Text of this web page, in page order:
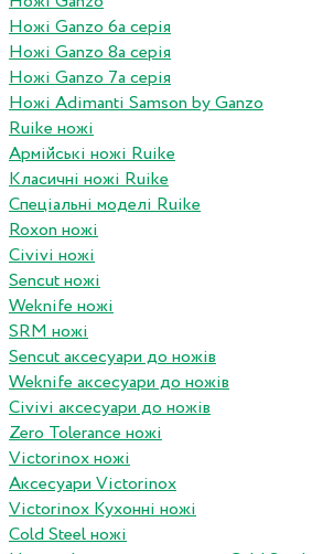
Ножі Ganzo 6а серія
Ножі Ganzo 8а серія
Ножі Ganzo 7а серія
Ножі Adimanti Samson by Ganzo
Ruike ножі
Армійські ножі Ruike
Класичні ножі Ruike
Спеціальні моделі Ruike
Roxon ножi
Civivi ножі
Sencut ножі
Weknife ножі
SRM ножі
Sencut аксесуари до ножів
Weknife аксесуари до ножів
Civivi аксесуари до ножів
Zero Tolerance ножі
Victorinox ножі
Аксесуари Victorinox
Victorinox Кухонні ножі
Cold Steel ножі